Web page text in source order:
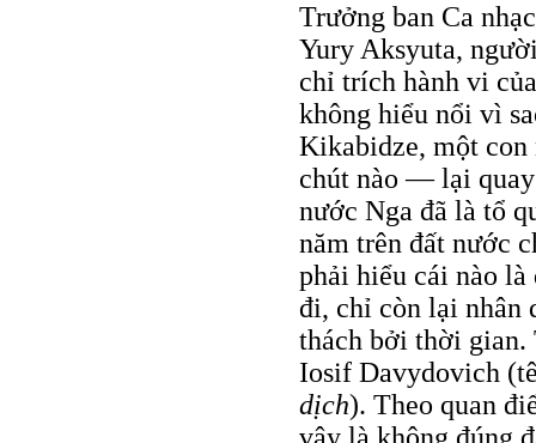
Trưởng ban Ca
Yury Aksyuta,
chỉ trích hành vi
không hiểu nổi vì
Kikabidze, một
chút nào — lại
nước Nga đã là tổ
năm trên đất nước
phải hiểu cái nào
đi, chỉ còn lại nhân
thách bởi thời gian.
Iosif Davydovich
dịch). Theo quan